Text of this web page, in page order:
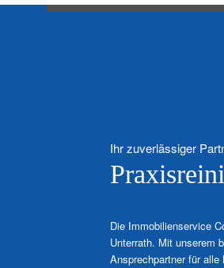
Ihr zuverlässiger
Die Immobilienservice
Unterrath. Mit unserem
Ansprechpartner für